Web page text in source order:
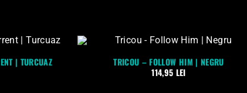
| TURCUAZ
TRICOU – FOLLOW HIM | NEGRU
114,95 LEI